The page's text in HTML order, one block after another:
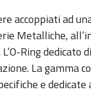
accoppiati ad
Metalliche,
Ring dedicato
La gamma
e